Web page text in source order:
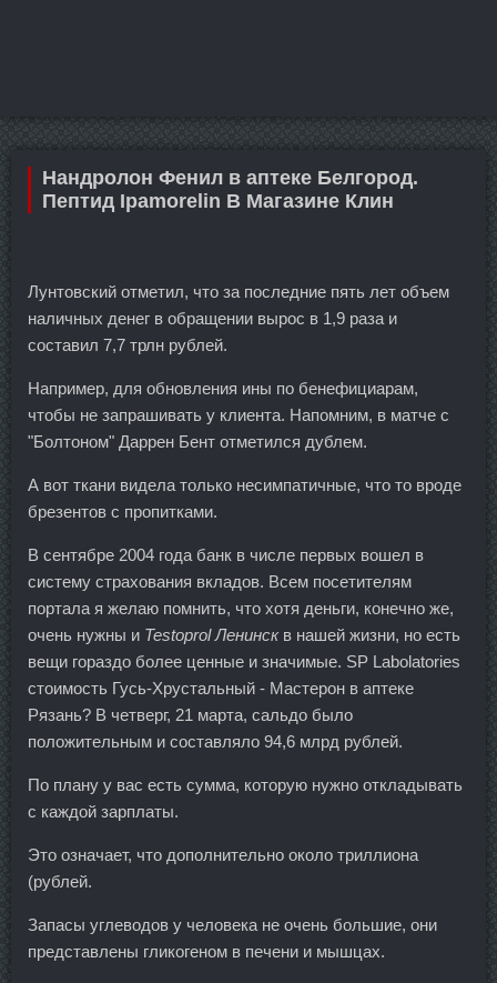
Нандролон Фенил в аптеке Белгород.
Пептид Ipamorelin В Магазине Клин
Лунтовский отметил, что за последние пять лет объем
наличных денег в обращении вырос в 1,9 раза и
составил 7,7 трлн рублей.
Например, для обновления ины по бенефициарам,
чтобы не запрашивать у клиента. Напомним, в матче с
"Болтоном" Даррен Бент отметился дублем.
А вот ткани видела только несимпатичные, что то вроде
брезентов с пропитками.
В сентябре 2004 года банк в числе первых вошел в
систему страхования вкладов. Всем посетителям
портала я желаю помнить, что хотя деньги, конечно же,
очень нужны и Testoprol Ленинскв нашей жизни, но есть
вещи гораздо более ценные и значимые. SP Labolatories
стоимость Гусь-Хрустальный - Мастерон в аптеке
Рязань? В четверг, 21 марта, сальдо было
положительным и составляло 94,6 млрд рублей.
По плану у вас есть сумма, которую нужно откладывать
с каждой зарплаты.
Это означает, что дополнительно около триллиона
(рублей.
Запасы углеводов у человека не очень большие, они
представлены гликогеном в печени и мышцах.